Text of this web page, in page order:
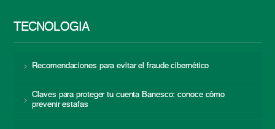
TECNOLOGÍA
Recomendaciones para evitar el fraude cibernético
Claves para proteger tu cuenta Banesco: conoce cómo
prevenir estafas